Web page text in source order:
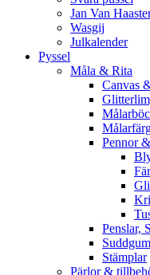
Jan Van
Wasgij
Julkalender
Pyssel
Måla & Rita
Canvas
Pennor
Penslar,
Stämplar
Pärlor &